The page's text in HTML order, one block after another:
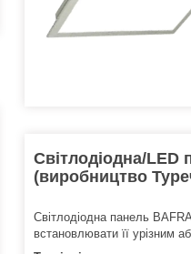
Світлодіодна/LED
(виробництво
Світлодіодна панель
встановлювати її урізним